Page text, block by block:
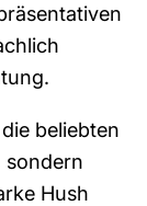
beliebten
sondern
Hush